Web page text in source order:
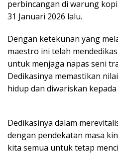
perbincangan di warung
31 Januari 2026 lalu.
Dengan ketekunan yang
maestro ini telah
untuk menjaga napas seni
Dedikasinya memastikan
hidup dan diwariskan
Dedikasinya dalam
dengan pendekatan masa
kita semua untuk tetap